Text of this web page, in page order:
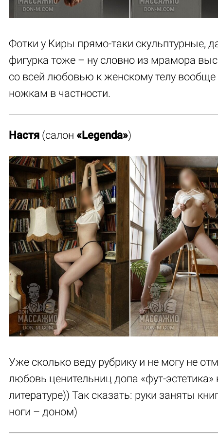
Фотки у Киры прямо-таки скульптурные,
фигурка тоже – ну словно из мрамора
со всей любовью к женскому телу вообще
ножкам в частности.
Настя (салон «Legenda»)
Уже сколько веду рубрику и не могу не
любовь ценительниц допа «фут-эстетика»
литературе)) Так сказать: руки заняты
ноги – доном)